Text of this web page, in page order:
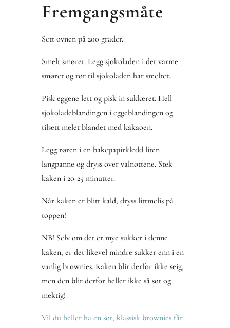
Fremgangsmåte
Sett ovnen på 200 grader.
Smelt smøret. Legg sjokoladen i det varme
smøret og rør til sjokoladen har smeltet.
Pisk eggene lett og pisk in sukkeret. Hell
sjokoladeblandingen i eggeblandingen og
tilsett melet blandet med kakaoen.
Legg røren i en bakepapirkledd liten
langpanne og dryss over valnøttene. Stek
kaken i 20-25 minutter.
Når kaken er blitt kald, dryss littmelis på
toppen!
NB! Selv om det er mye sukker i denne
kaken, er det likevel mindre sukker enn i en
vanlig brownies. Kaken blir derfor ikke seig,
men den blir derfor heller ikke så søt og
mektig!
Vil du heller ha en søt, klassisk brownies får